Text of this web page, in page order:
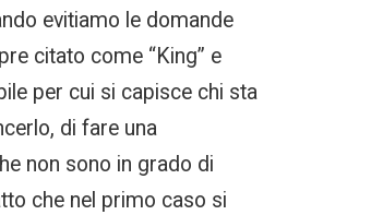
evitiamo le domande
citato come “King” e
per cui si capisce chi sta
di fare una
non sono in grado di
che nel primo caso si